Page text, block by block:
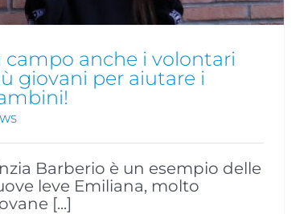
campo anche i volontari
giovani per aiutare i
Barberio è un esempio delle
leve Emiliana, molto
[...]